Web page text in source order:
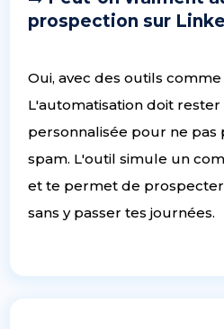
prospection sur
Oui, avec des outils comme
L'automatisation doit
personnalisée pour ne pas
spam. L'outil simule un
et te permet de
sans y passer tes journées.